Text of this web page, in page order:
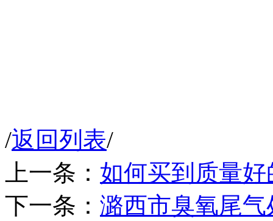
/返回列表/
上一条： 如何买到质量
下一条： 潞西市臭氧尾气